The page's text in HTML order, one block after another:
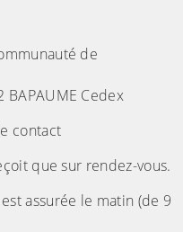
de
BAPAUME Cedex
contact
que sur rendez-vous.
assurée le matin (de 9